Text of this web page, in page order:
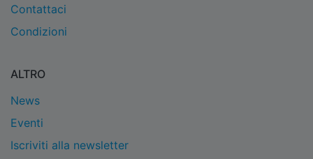
Contattaci
Condizioni
ALTRO
News
Eventi
Iscriviti alla newsletter